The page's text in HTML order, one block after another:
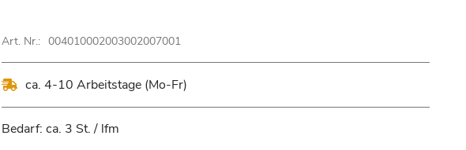
Art. Nr.: 004010002003002007001
ca. 4-10 Arbeitstage (Mo-Fr)
Bedarf: ca. 3 St. / lfm